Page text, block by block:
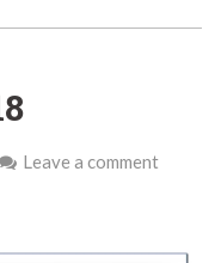
Leave a comment